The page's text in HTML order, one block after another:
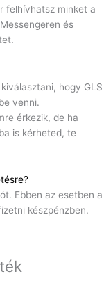
felhívhatsz minket a
és
hogy GLS
venni.
érkezik, de ha
is kérheted, te
Ebben az esetben a
készpénzben.